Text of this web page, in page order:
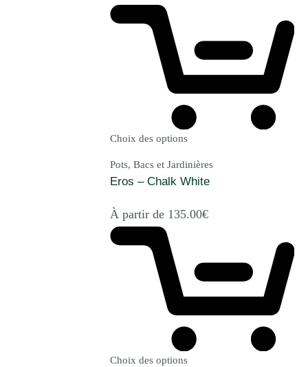
Choix des options
Pots, Bacs et Jardinières
Eros – Chalk White
À partir de 135.00€
Choix des options